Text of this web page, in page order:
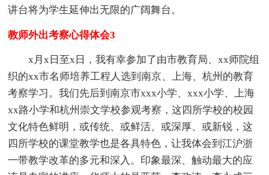
讲台将为学生延伸出无限的广阔舞台。
教师外出考察心得体会3
x月x日至x日，我有幸参加了由市教育局、xx师院组
织的xx市名师培养工程人选到南京、上海、杭州的教育
考察学习。我们先后到南京市xxx小学、xxx小学、上海
xx路小学和杭州崇文学校参观考察，这四所学校的校园
文化特色鲜明，或传统、或鲜活、或深厚、或新锐，这
四所学校的课堂教学也是各具特色，让我体会到江沪浙
一带教学改革的多元和深入。印象最深、触动最大的应